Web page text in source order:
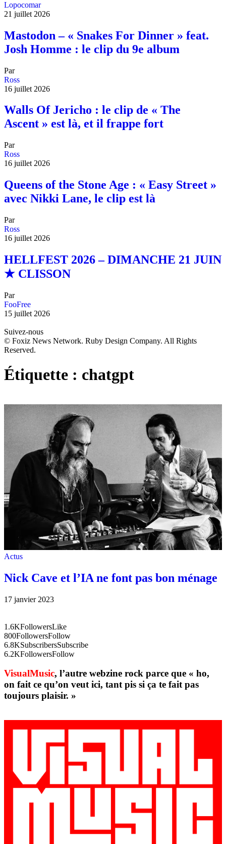
Lopocomar
21 juillet 2026
Mastodon – « Snakes For Dinner » feat.
Josh Homme : le clip du 9e album
Par
Ross
16 juillet 2026
Walls Of Jericho : le clip de « The
Ascent » est là, et il frappe fort
Par
Ross
16 juillet 2026
Queens of the Stone Age : « Easy Street »
avec Nikki Lane, le clip est là
Par
Ross
16 juillet 2026
HELLFEST 2026 – DIMANCHE 21 JUIN
★ CLISSON
Par
FooFree
15 juillet 2026
Suivez-nous
© Foxiz News Network. Ruby Design Company. All Rights
Reserved.
Étiquette : chatgpt
Actus
Nick Cave et l’IA ne font pas bon ménage
17 janvier 2023
1.6KFollowersLike
800FollowersFollow
6.8KSubscribersSubscribe
6.2KFollowersFollow
VisualMusic, l’autre webzine rock parce que « ho,
on fait ce qu’on veut ici, tant pis si ça te fait pas
toujours plaisir. »